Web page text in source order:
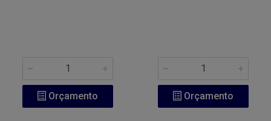
Orçamento Orçamento